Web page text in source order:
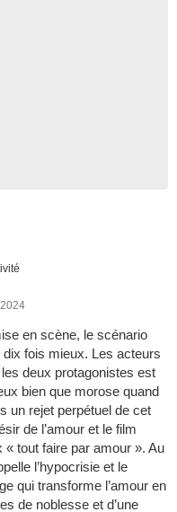
en scène, le scénario
fois mieux. Les acteurs
deux protagonistes est
bien que morose quand
un rejet perpétuel de cet
de l’amour et le film
tout faire par amour ». Au
l’hypocrisie et le
qui transforme l’amour en
de noblesse et d’une